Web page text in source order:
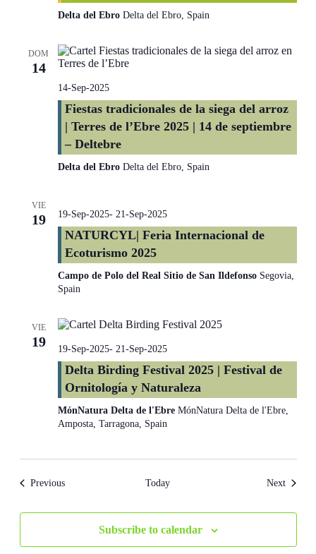
Delta del Ebro Delta del Ebro, Spain
DOM
14
14-Sep-2025
Fiestas tradicionales de la siega del arroz
| Terres de l’Ebre 2025 | 14 de septiembre
– Deltebre
Delta del Ebro Delta del Ebro, Spain
VIE
19 19-Sep-2025- 21-Sep-2025
NATURCYL| Feria Internacional de
Ecoturismo 2025
Campo de Polo del Real Sitio de San Ildefonso Segovia,
Spain
VIE
19 19-Sep-2025- 21-Sep-2025
Delta Birding Festival 2025 | Festival de
Ornitología y Naturaleza
MónNatura Delta de l'Ebre MónNatura Delta de l'Ebre,
Amposta, Tarragona, Spain
PreviousEvents Today NextEvents
Subscribe to calendar